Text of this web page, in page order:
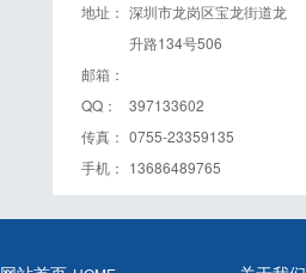
地址： 深圳市龙岗区宝龙街道龙
升路134号506
邮箱：
QQ：
397133602
传真： 0755-23359135
手机： 13686489765